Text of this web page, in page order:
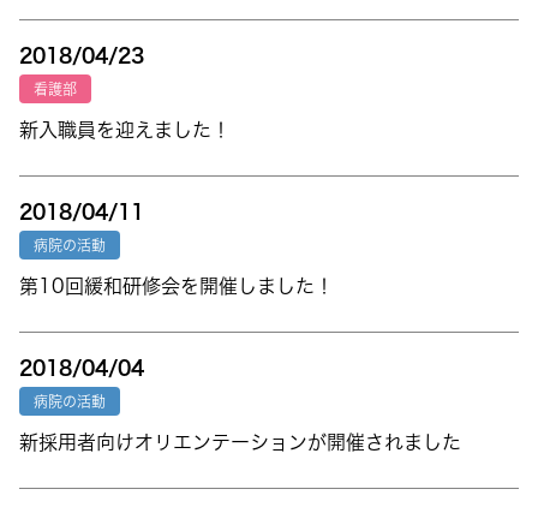
2018/04/23
看護部
新入職員を迎えました！
2018/04/11
病院の活動
第10回緩和研修会を開催しました！
2018/04/04
病院の活動
新採用者向けオリエンテーションが開催されました